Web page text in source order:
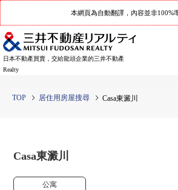
本網頁為自動翻譯，內容並非100%
日本不動產買賣，交給龍頭企業的三井不動產
Realty
TOP 居住用房屋搜尋 Casa東澱川
Casa東澱川
公寓